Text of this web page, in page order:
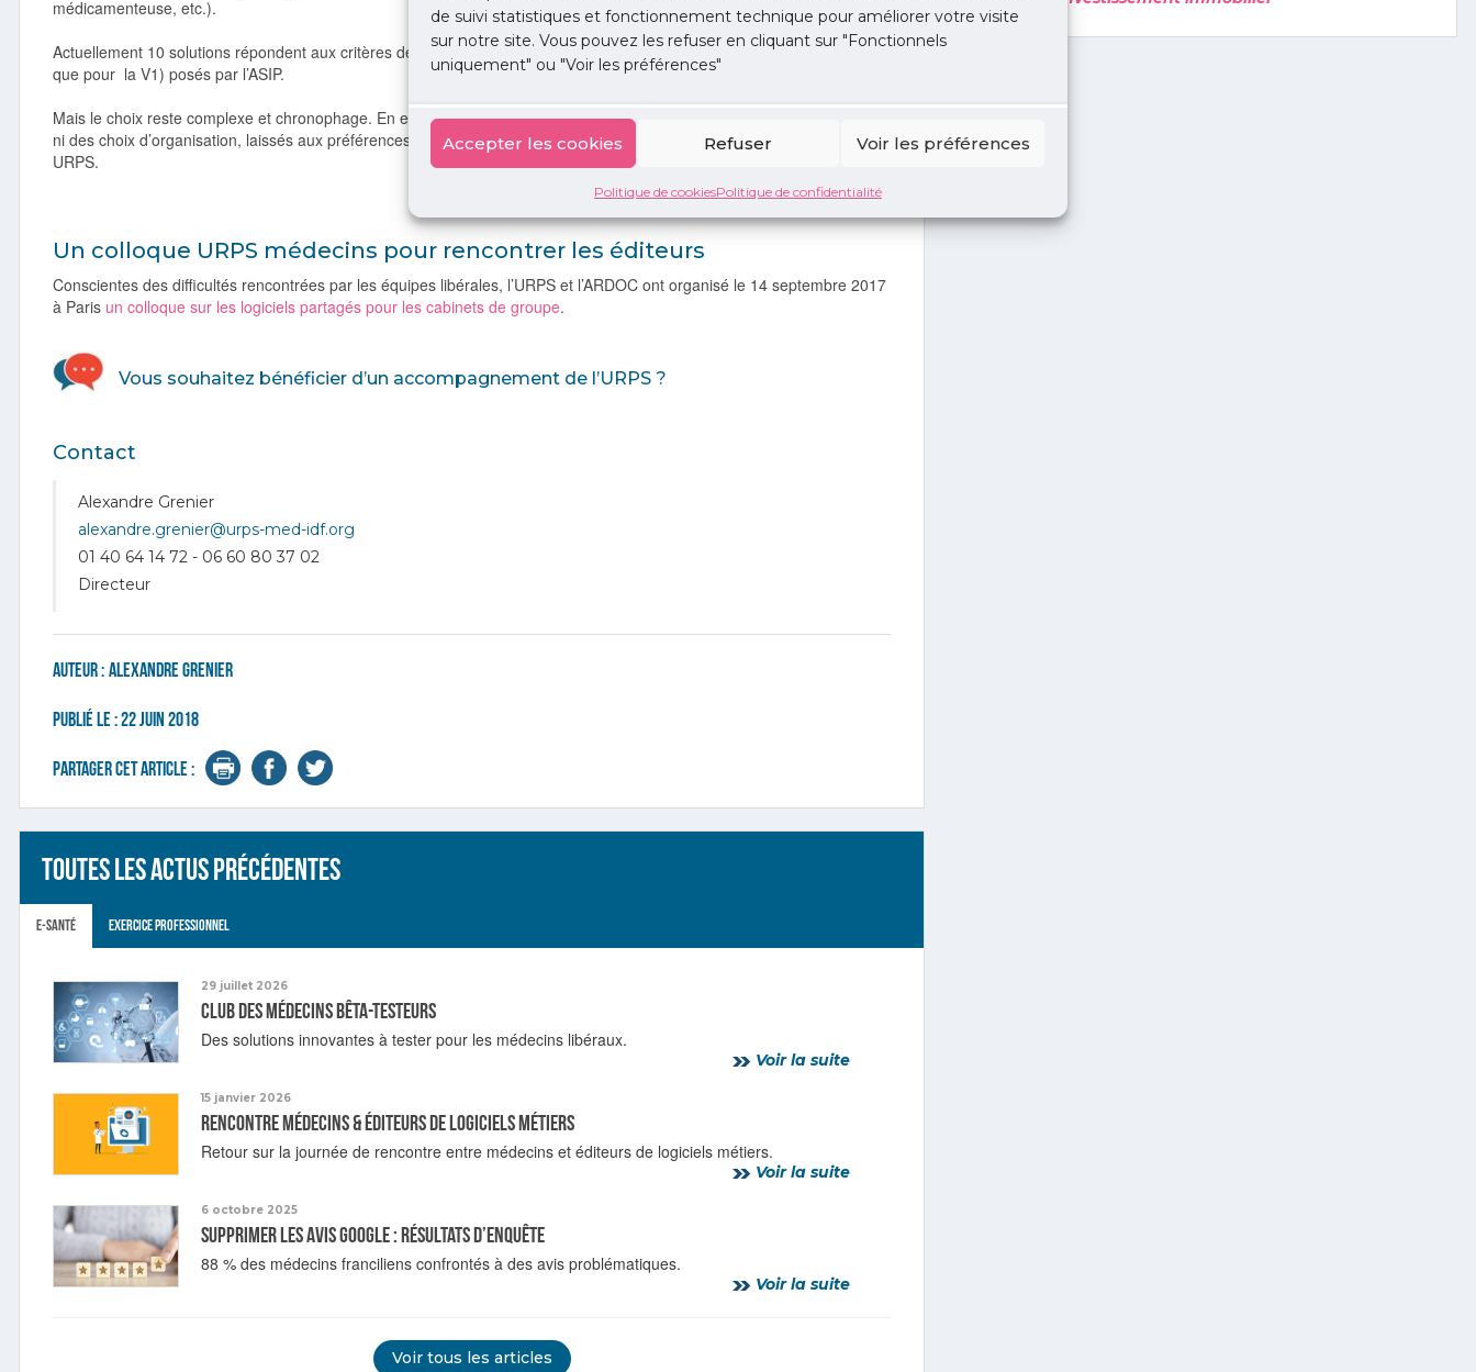
de suivi statistiques et fonctionnement technique pour améliorer votre visite
sur notre site. Vous pouvez les refuser en cliquant sur "Fonctionnels
uniquement" ou "Voir les préférences"
Accepter les cookies Refuser Voir les préférences
Politique de cookiesPolitique de confidentialité
médicamenteuse, etc.).
Actuellement 10 solutions répondent aux critères de deuxième vague de certification dite « V2 » (exigences plus fortes
que pour la V1) posés par l’ASIP.
Mais le choix reste complexe et chronophage. En effet, le label ne préjuge ni des aspects ergonomiques des solutions,
ni des choix d’organisation, laissés aux préférences des utilisateurs. D’où l’intérêt d’un accompagnement par votre
URPS.
Un colloque URPS médecins pour rencontrer les éditeurs
Conscientes des difficultés rencontrées par les équipes libérales, l’URPS et l’ARDOC ont organisé le 14 septembre 2017
à Paris un colloque sur les logiciels partagés pour les cabinets de groupe.
Vous souhaitez bénéficier d’un accompagnement de l’URPS ?
Contact
Alexandre Grenier
alexandre.grenier@urps-med-idf.org
01 40 64 14 72 - 06 60 80 37 02
Directeur
Auteur :Alexandre Grenier
Publié le :22 juin 2018
Partager cet article :
Toutes les actus précédentes
E-santé Exercice professionnel
29 juillet 2026
Club des médecins bêta-testeurs
Des solutions innovantes à tester pour les médecins libéraux.
Voir la suite
15 janvier 2026
Rencontre médecins & éditeurs de logiciels métiers
Retour sur la journée de rencontre entre médecins et éditeurs de logiciels métiers.
Voir la suite
6 octobre 2025
Supprimer les avis Google : résultats d’enquête
88 % des médecins franciliens confrontés à des avis problématiques.
Voir la suite
Voir tous les articles